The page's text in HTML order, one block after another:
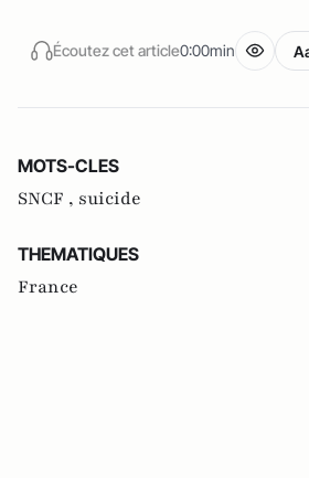
Écoutez cet article0:00min
MOTS-CLES
SNCF , suicide
THEMATIQUES
France